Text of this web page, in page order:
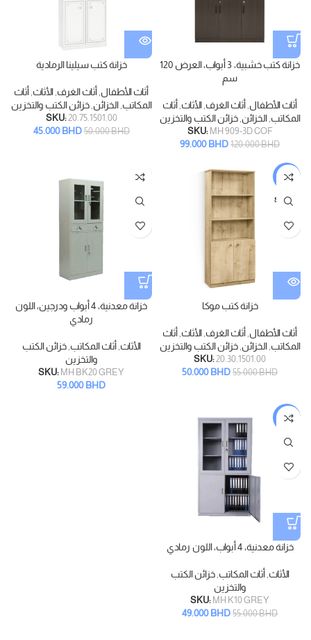
خزانة كتب خشبية، 3 أبواب، العرض 120
سم
أثاث الأطفال أثاث الغرف الأثاث أثاث
المكاتب ,الخزائن ,خزائن الكتب والتخزين
SKU: MH 909-3D COF
120.000BHD
99.000BHD
خزانة كتب سيلينا الرمادية
أثاث الأطفال أثاث الغرف الأثاث أثاث
المكاتب ,الخزائن ,خزائن الكتب والتخزين
SKU:20.75.1501.00
50.000BHD
45.000BHD
-9%
SOLD
خزانة كتب موكا
أثاث الأطفال أثاث الغرف الأثاث أثاث
المكاتب ,الخزائن ,خزائن الكتب والتخزين
SKU:20.30.1501.00
55.000BHD
50.000BHD
خزانة معدنية، 4 أبواب ودرجين، اللون
رمادي
الأثاث ,أثاث المكاتب ,خزائن الكتب
والتخزين
SKU: MH BK20 GREY
59.000BHD
-11%
خزانة معدنية، 4 أبواب، اللون رمادي
الأثاث ,أثاث المكاتب ,خزائن الكتب
والتخزين
SKU: MH K10 GREY
55.000BHD
49.000BHD